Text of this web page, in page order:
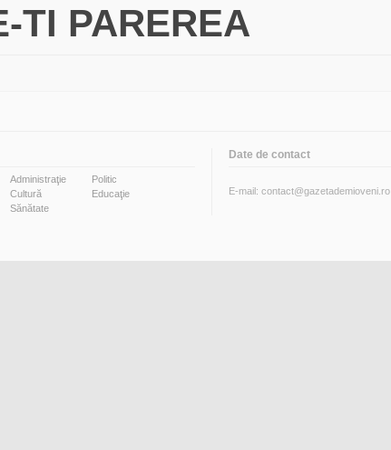
TI PAREREA
Administraţie
Politic
Cultură
Educaţie
Sănătate
Date de contact
E-mail: contact@gazetademioveni.ro